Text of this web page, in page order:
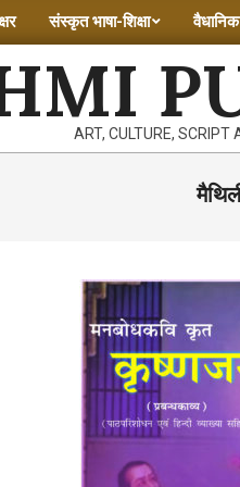
संस्कृत भाषा-शिक्षा वैधानिक
ART, CULTURE, SCRIPT